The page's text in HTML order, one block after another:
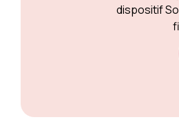
dispositif